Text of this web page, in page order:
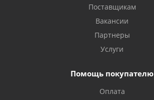
Поставщикам
Вакансии
Партнеры
Услуги
Помощь покупателю
Оплата